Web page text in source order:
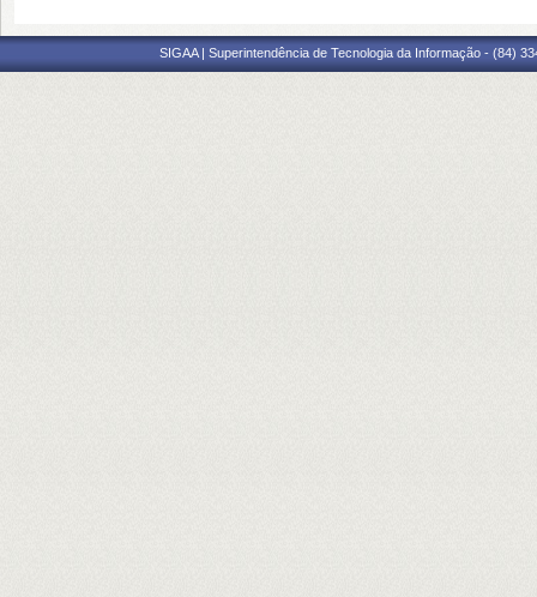
SIGAA | Superintendência de Tecnologia da Informação - (84)